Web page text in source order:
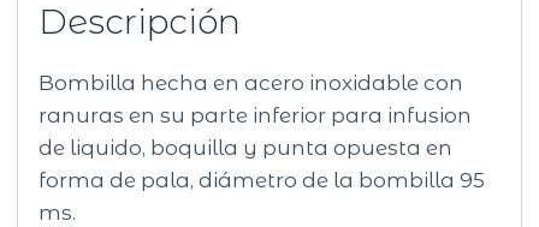
Descripción
Bombilla hecha en acero inoxidable con
ranuras en su parte inferior para infusion
de liquido, boquilla y punta opuesta en
forma de pala, diámetro de la bombilla 95
ms.